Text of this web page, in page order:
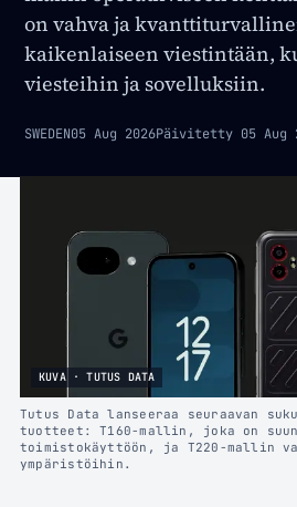
on vahva ja
kaikenlaiseen viestintään,
viesteihin ja sovelluksiin.
SWEDEN05 Aug 2026Päivitetty 05 Aug
KUVA · TUTUS DATA
Tutus Data lanseeraa seuraavan
tuotteet: T160-mallin, joka on
toimistokäyttöön, ja T220-mallin
ympäristöihin.